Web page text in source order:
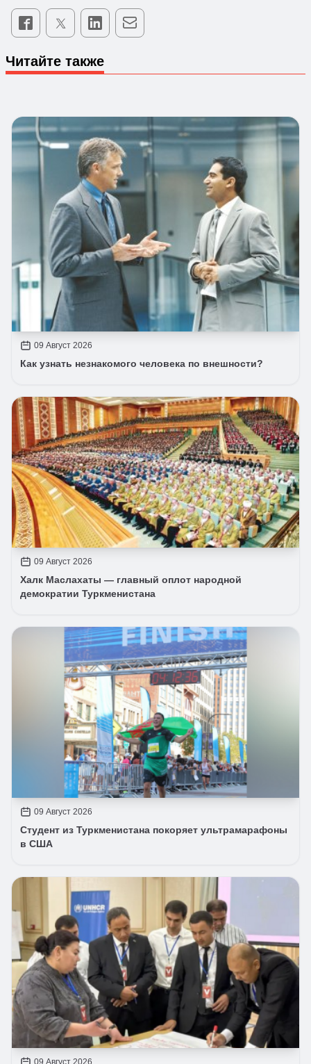
Читайте также
09 Август 2026
Как узнать незнакомого человека по внешности?
09 Август 2026
Халк Маслахаты — главный оплот народной
демократии Туркменистана
09 Август 2026
Студент из Туркменистана покоряет ультрамарафоны
в США
09 Август 2026